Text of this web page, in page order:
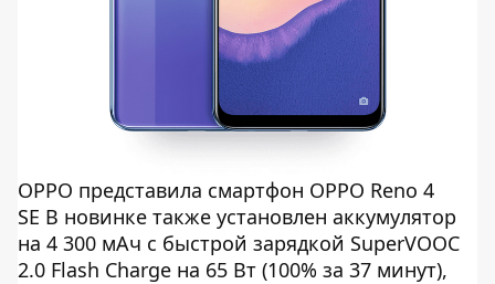
OPPO представила смартфон OPPO Reno 4
SE В новинке также установлен аккумулятор
на 4 300 мАч с быстрой зарядкой SuperVOOC
2.0 Flash Charge на 65 Вт (100% за 37 минут),